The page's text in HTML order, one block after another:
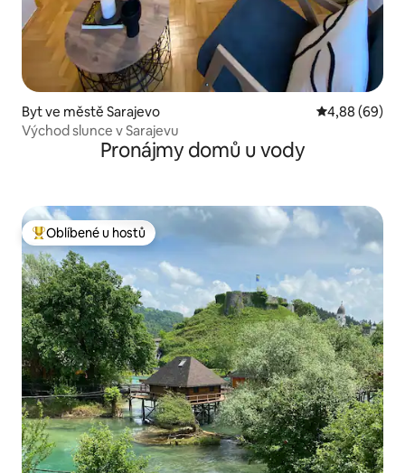
Byt ve městě Sarajevo Průměrné
4,88 (69)
Východ slunce v Sarajevu
Pronájmy domů u vody
Nejlepší v kategorii Oblíbené u hostů
Oblíbené u hostů